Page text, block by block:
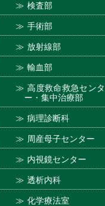
検査部
手術部
放射線部
輸血部
高度救命救急センタ
ー・集中治療部
病理診断科
周産母子センター
内視鏡センター
透析内科
化学療法室